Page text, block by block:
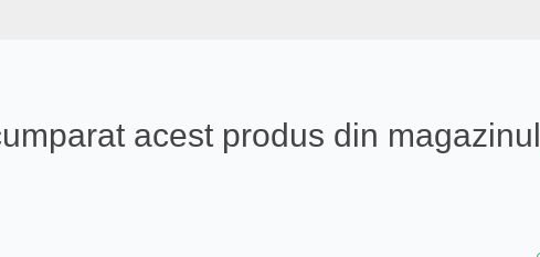
acest produs din magazinul